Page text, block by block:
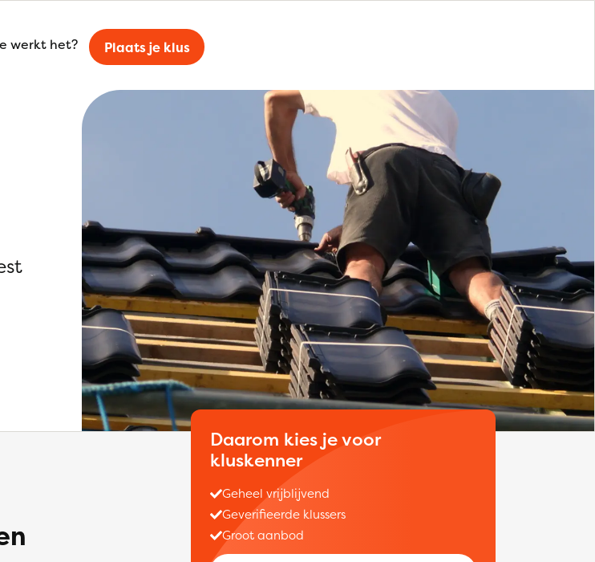
werkt het? Plaats je klus
Daarom kies je voor
kluskenner
Geheel vrijblijvend
Geverifieerde klussers
Groot aanbod